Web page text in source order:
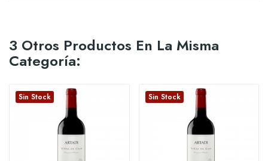
3 Otros Productos En La Misma
Categoría:
Sin Stock Sin Stock